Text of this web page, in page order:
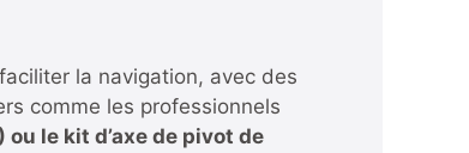
la navigation, avec des
comme les professionnels
le kit d’axe de pivot de